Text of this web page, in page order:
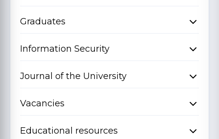
Graduates
Information Security
Journal of the University
Vacancies
Educational resources